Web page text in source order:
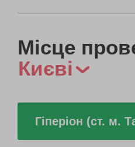
Місце
Києві
Гіперіон (ст. м.